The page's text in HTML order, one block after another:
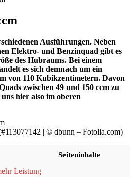
Ausführungen. Neben
Elektro- und Benzinquad gibt es
des Hubraums. Bei einem
es sich demnach um ein
von 110 Kubikzentimetern. Davon
zwischen 49 und 150 ccm zu
hier also im oberen
| © dbunn – Fotolia.com)
Seiteninhalte
Leistung